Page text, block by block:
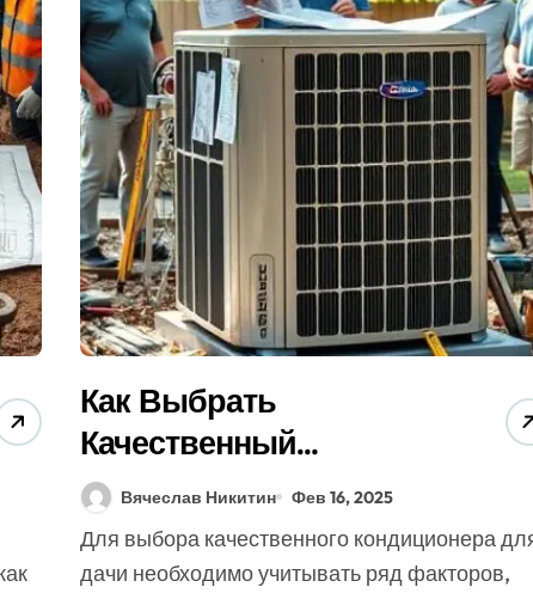
Как Выбрать
Качественный
Кондиционер Для Дачи
(7 Секретов Экспертов)
Вячеслав Никитин Фев 16, 2025
Для выбора качественного кондиционера для
дачи необходимо учитывать ряд факторов,